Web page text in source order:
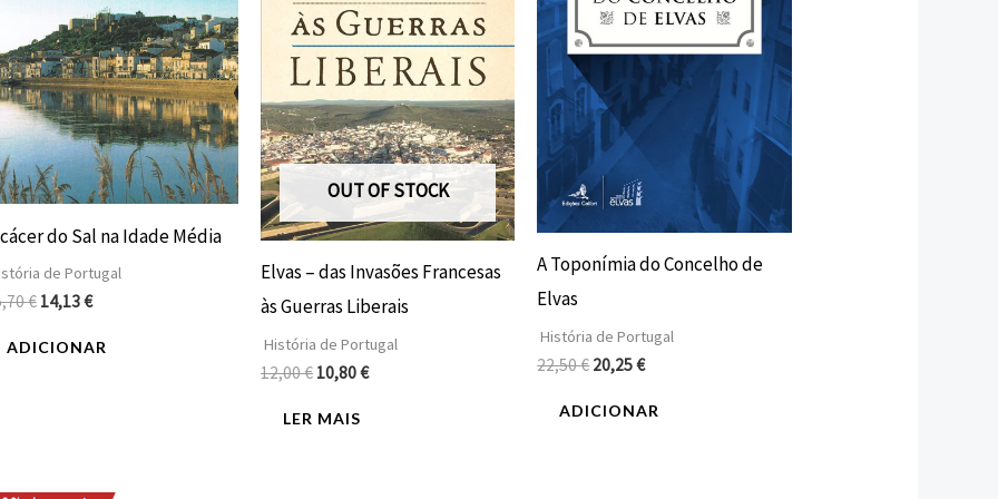
do Sal na Idade Média
de Portugal
€ 14,13€
ADICIONAR
OUT OF STOCK
Elvas – das Invasões Francesas
às Guerras Liberais
História de Portugal
12,00€ 10,80€
LER MAIS
A Toponímia do Concelho de
Elvas
História de Portugal
22,50€20,25€
ADICIONAR